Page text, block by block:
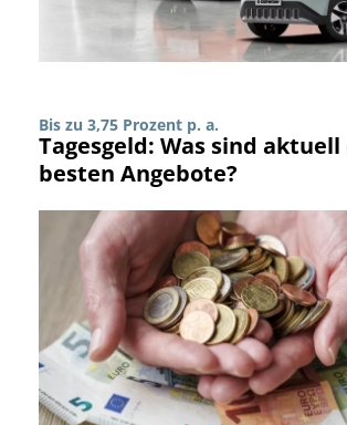
Bis zu 3,75 Prozent p. a.
Tagesgeld: Was sind aktuell
besten Angebote?